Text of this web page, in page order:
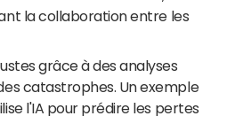
la collaboration entre les
grâce à des analyses
catastrophes. Un exemple
l'IA pour prédire les pertes